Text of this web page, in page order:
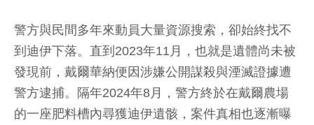
警方與民間多年來動員大量資源搜索，卻始終找不
到迪伊下落。直到2023年11月，也就是遺體尚未被
發現前，戴爾華納便因涉嫌公開謀殺與湮滅證據遭
警方逮捕。隔年2024年8月，警方終於在戴爾農場
的一座肥料槽內尋獲迪伊遺骸，案件真相也逐漸曝